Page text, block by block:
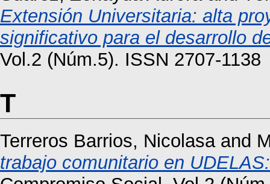
Extensión Universitaria: alta
significativo para el desarrollo
Vol.2 (Núm.5). ISSN 2707-1138
T
Terreros Barrios, Nicolasaand
trabajo comunitario en